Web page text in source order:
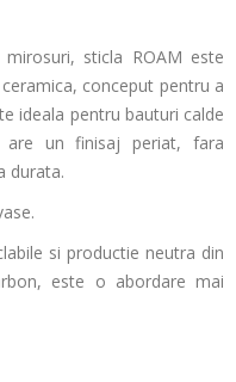
sticla ROAM este
conceput pentru a
ideala pentru bauturi calde
are un finisaj periat, fara
durata.
si productie neutra din
este o abordare mai